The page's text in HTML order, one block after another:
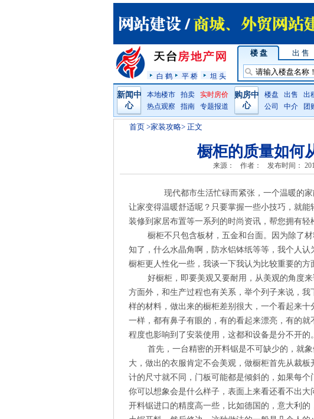
白 鹤 平 桥 坦 头
楼 盘 出 售
新闻中
心
本地楼市 拍卖
实时房价
热点观察
指南 专题报道
购房中
心
楼盘 出售 出
公司
中介 团
首页 >家装攻略> 正文
橱柜的质量如何
来源： 作者： 发布时间：
现代都市生活忙碌而紧张，一个温暖的家
让家变得温暖舒适呢？只要掌握一些小技巧，就
装修到家居布置等一系列的时尚资讯，帮您拥有轻
橱柜不只包含板材，五金和台面。因为除了材
知了，什么水晶角啊，防水铝钵纸等等，我个人
橱柜更人性化一些，我谈一下我认为比较重要的方
好橱柜，即要美观又要耐用，从美观的角度来
方面外，和生产过程也有关系，举个列子来说，
样的材料，做出来的橱柜差别很大，一个看起来
一样，都有鼻子有眼的，有的看起来漂亮，有的
程度也影响到了安装使用，这都和设备是分不开的。
首先，一台精密的开料锯是不可缺少的，就象
大，做出的衣服肯定不会美观，做橱柜首先从裁
计的尺寸就不同，门板可能都是倾斜的，如果每
你可以想象会是什么样子，表面上来看还看不出大
开料锯进口的精度高一些，比如德国的，意大利